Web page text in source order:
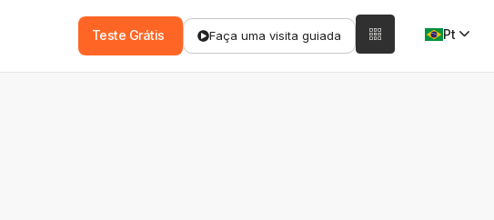
Teste Grátis Faça uma visita guiada Pt